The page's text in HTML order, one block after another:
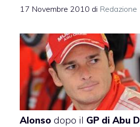
17 Novembre 2010 di Redazione
Alonso dopo il GP di Abu